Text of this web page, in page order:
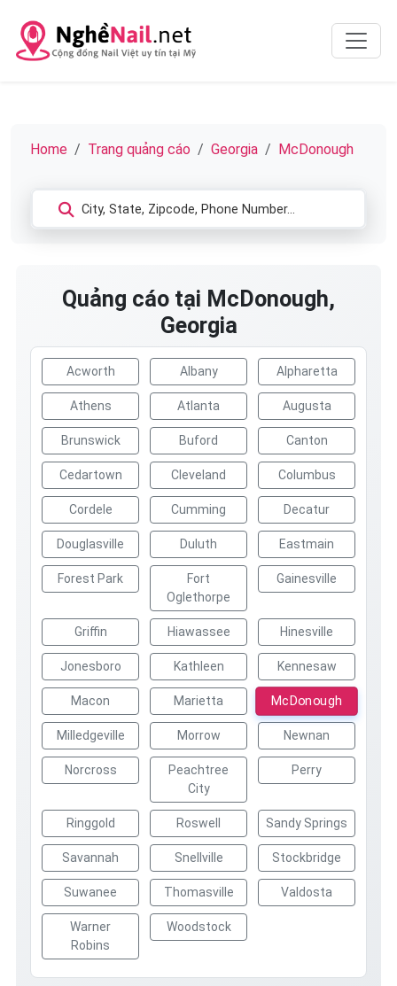
Home Trang quảng cáo Georgia McDonough
Quảng cáo tại McDonough,
Georgia
Acworth Albany Alpharetta
Athens Atlanta Augusta
Brunswick Buford Canton
Cedartown Cleveland Columbus
Cordele Cumming Decatur
Douglasville Duluth Eastmain
Forest Park
Fort
Oglethorpe
Gainesville
Griffin Hiawassee Hinesville
Jonesboro Kathleen Kennesaw
Macon Marietta McDonough
Milledgeville Morrow Newnan
Norcross
Peachtree
City
Perry
Ringgold Roswell Sandy Springs
Savannah Snellville Stockbridge
Suwanee Thomasville Valdosta
Warner
Robins
Woodstock